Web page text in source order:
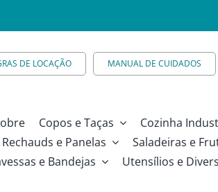
DE LOCAÇÃO MANUAL DE CUIDADOS
Copos e Taças Cozinha
Rechauds e Panelas Saladeiras e
e Bandejas
Utensílios e